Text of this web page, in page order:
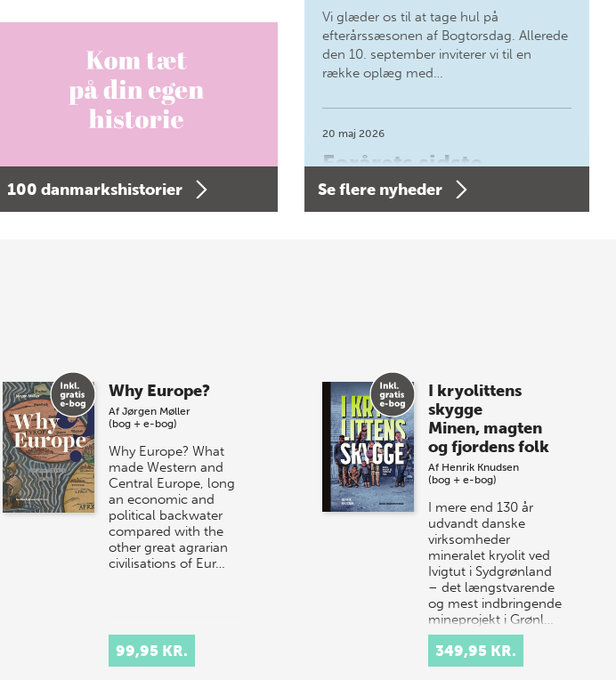
100 danmarkshistorier
Vi glæder os til at tage hul på
efterårssæsonen af Bogtorsdag. Allerede
den 10. september inviterer vi til en
række oplæg med…
20 maj 2026
Forårets sidste
Bogtorsdag 11. juni
Spar op til 70% til
sommer-lagersalg!
Vi gentager succesen og inviterer igen i
år til vores store sommer-lagersalg,
så sæt kryds i kalenderen onsdag den
10. j…
Se flere nyheder
Why Europe?
Af Jørgen Møller
(bog + e-bog)
Why Europe? What
made Western and
Central Europe, long
an economic and
political backwater
compared with the
other great agrarian
civilisations of Eur…
99,95 KR.
I kryolittens
skygge
Minen, magten
og fjordens folk
Af Henrik Knudsen
(bog + e-bog)
I mere end 130 år
udvandt danske
virksomheder
mineralet kryolit ved
Ivigtut i Sydgrønland
– det længstvarende
og mest indbringende
mineprojekt i Grønl…
349,95 KR.